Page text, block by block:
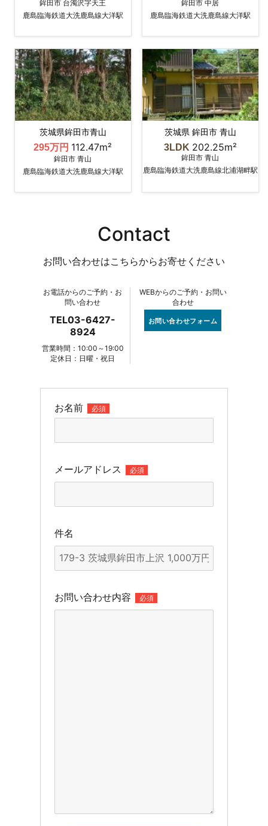
鉾田市 台濁沢字天王
鹿島臨海鉄道大洗鹿島線大洋駅
鉾田市 中居
鹿島臨海鉄道大洗鹿島線大洋駅
茨城県鉾田市青山
295万円 112.47m²
鉾田市 青山
鹿島臨海鉄道大洗鹿島線大洋駅
茨城県 鉾田市 青山
3LDK 202.25m²
鉾田市 青山
鹿島臨海鉄道大洗鹿島線北浦湖畔駅
Contact
お問い合わせはこちらからお寄せください
お電話からのご予約・お
問い合わせ
TEL03-6427-
8924
営業時間：10:00～19:00
定休日：日曜・祝日
WEBからのご予約・お問い
合わせ
お問い合わせフォーム
お名前 必須
メールアドレス 必須
件名
お問い合わせ内容 必須